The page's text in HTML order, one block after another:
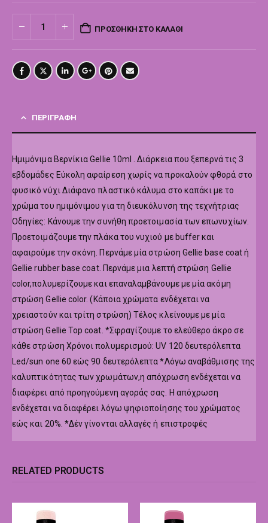
ΠΡΟΣΘΉΚΗ ΣΤΟ ΚΑΛΆΘΙ
ΠΕΡΙΓΡΑΦΉ
Hμιμόνιμα Βερνίκια Gellie 10ml . Διάρκεια που ξεπερνά τις 3
εβδομάδες Εύκολη αφαίρεση χωρίς να προκαλούν φθορά στο
φυσικό νύχι Διάφανο πλαστικό κάλυμα στο καπάκι με το
χρώμα του ημιμόνιμου για τη διευκόλυνση της τεχνήτριας
Οδηγίες: Κάνουμε την συνήθη προετοιμασία των επωνυχίων.
Προετοιμάζουμε την πλάκα του νυχιού με buffer και
αφαιρούμε την σκόνη. Περνάμε μία στρώση Gellie base coat ή
Gellie rubber base coat. Περνάμε μια λεπτή στρώση Gellie
color,πολυμερίζουμε και επαναλαμβάνουμε με μία ακόμη
στρώση Gellie color. (Κάποια χρώματα ενδέχεται να
χρειαστούν και τρίτη στρώση) Τέλος κλείνουμε με μία
στρώση Gellie Top coat. *Σφραγίζουμε το ελεύθερο άκρο σε
κάθε στρώση Χρόνοι πολυμερισμού: UV 120 δευτερόλεπτα
Led/sun one 60 εώς 90 δευτερόλεπτα *Λόγω αναβάθμισης της
καλυπτικότητας των χρωμάτων,η απόχρωση ενδέχεται να
διαφέρει από προηγούμενη αγοράς σας. Η απόχρωση
ενδέχεται να διαφέρει λόγω ψηφιοποίησης του χρώματος
εώς και 20%. *Δέν γίνονται αλλαγές ή επιστροφές
RELATED PRODUCTS